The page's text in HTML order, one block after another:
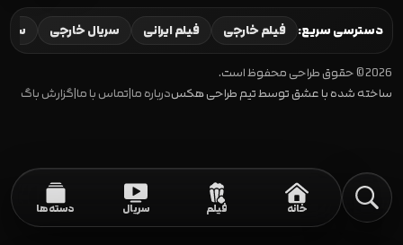
Mafia Wars 2024
دسترسی سریع: فیلم خارجی فیلم ایرانی سریال خارجی
2026 © حقوق طراحی محفوظ است.
ساخته شده با عشق توسط تیم طراحی هکسدرباره ما|تماس با ما|گزارش باگ
خانه فیلم سریال دسته‌ها